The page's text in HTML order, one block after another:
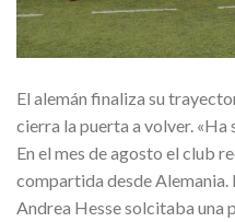
El alemán finaliza su
cierra la puerta a volver.
En el mes de agosto el club
compartida desde Alemania.
Andrea Hesse solcitaba una